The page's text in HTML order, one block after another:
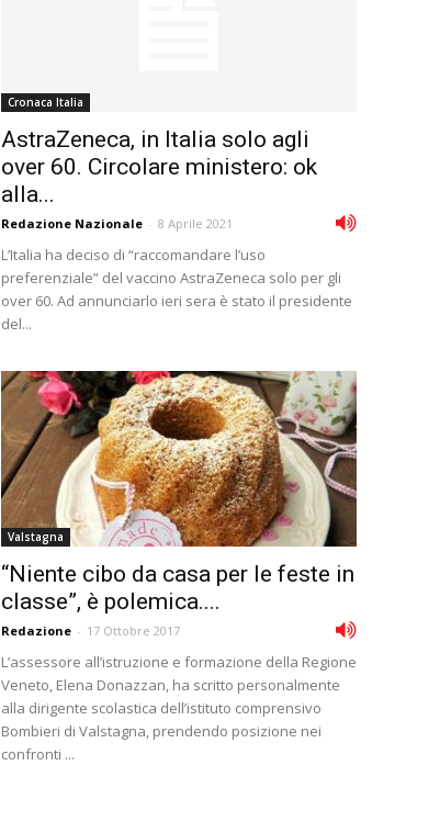
Cronaca Italia
AstraZeneca, in Italia solo agli
over 60. Circolare ministero: ok
alla...
Redazione Nazionale - 8 Aprile 2021
L’Italia ha deciso di “raccomandare l’uso
preferenziale” del vaccino AstraZeneca solo per gli
over 60. Ad annunciarlo ieri sera è stato il presidente
del...
Valstagna
“Niente cibo da casa per le feste in
classe”, è polemica....
Redazione - 17 Ottobre 2017
L’assessore all’istruzione e formazione della Regione
Veneto, Elena Donazzan, ha scritto personalmente
alla dirigente scolastica dell’istituto comprensivo
Bombieri di Valstagna, prendendo posizione nei
confronti ...